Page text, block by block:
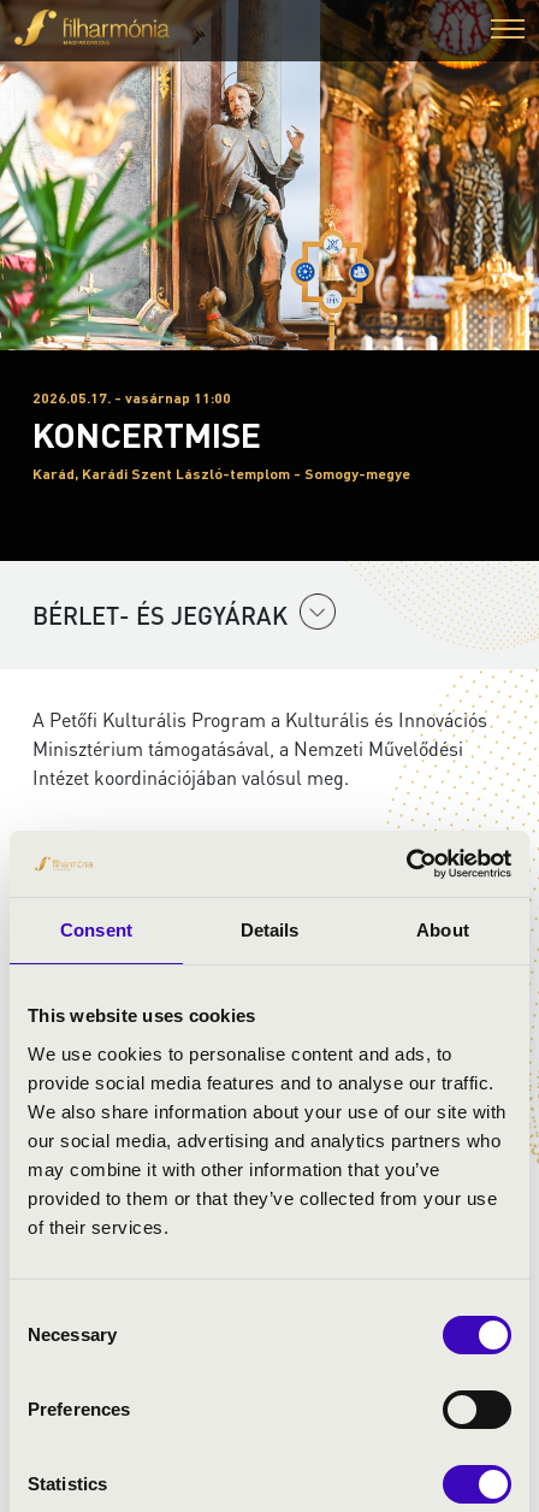
Consent Details About
This website uses cookies
We use cookies to personalise content and ads, to
provide social media features and to analyse our traffic.
We also share information about your use of our site with
our social media, advertising and analytics partners who
may combine it with other information that you’ve
provided to them or that they’ve collected from your use
of their services.
Selection
Necessary
Preferences
Statistics
2026.05.17. - vasárnap 11:00
KONCERTMISE
Karád, Karádi Szent László-templom - Somogy-megye
BÉRLET- ÉS JEGYÁRAK
A Petőfi Kulturális Program a Kulturális és Innovációs
Minisztérium támogatásával, a Nemzeti Művelődési
Intézet koordinációjában valósul meg.
ELŐADÓK:
Szent Gellért Együttes
MŰSOR:
Wolfgang Amadeus Mozart: G-dúr mise, K. 140
Wolfgang Amadeus Mozart: Ave Verum Corpus, K. 618
Wolfgang Amadeus Mozart: Laudate Dominum, K. 339
Wolfgang Amadeus Mozart: Exultate Jubilate - Alleluja,
K. 165